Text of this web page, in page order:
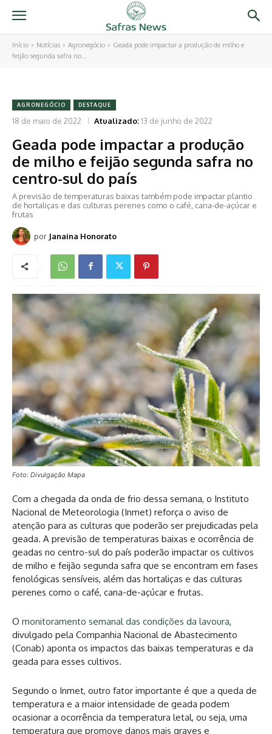
Início Notícias Agronegócio
Geada pode impactar a produção de milho e
feijão segunda safra no...
AGRONEGÓCIO DESTAQUE
18 de maio de 2022 Atualizado:13 de junho de 2022
Geada pode impactar a produção
de milho e feijão segunda safra no
centro-sul do país
A previsão de temperaturas baixas também pode impactar plantio
de hortaliças e das culturas perenes como o café, cana-de-açúcar e
frutas
por Janaina Honorato
Foto: Divulgação Mapa
Com a chegada da onda de frio dessa semana, o Instituto
Nacional de Meteorologia (Inmet) reforça o aviso de
atenção para as culturas que poderão ser prejudicadas pela
geada. A previsão de temperaturas baixas e ocorrência de
geadas no centro-sul do país poderão impactar os cultivos
de milho e feijão segunda safra que se encontram em fases
fenológicas sensíveis, além das hortaliças e das culturas
perenes como o café, cana-de-açúcar e frutas.
O monitoramento semanal das condições da lavoura,
divulgado pela Companhia Nacional de Abastecimento
(Conab) aponta os impactos das baixas temperaturas e da
geada para esses cultivos.
Segundo o Inmet, outro fator importante é que a queda de
temperatura e a maior intensidade de geada podem
ocasionar a ocorrência da temperatura letal, ou seja, uma
temperatura que promove danos mais graves e